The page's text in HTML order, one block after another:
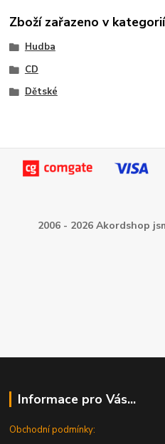
Zboží zařazeno v
Hudba
CD
Dětské
2006 - 2026 Akordshop
Informace pro Vás...
Obchodní podmínky: